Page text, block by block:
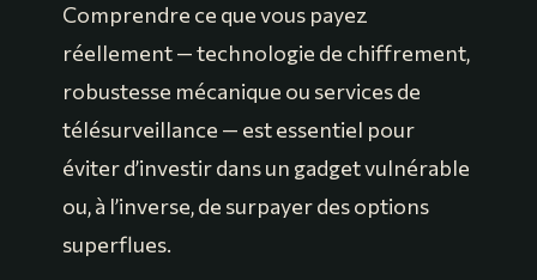
Comprendre ce que vous payez
réellement — technologie de chiffrement,
robustesse mécanique ou services de
télésurveillance — est essentiel pour
éviter d’investir dans un gadget vulnérable
ou, à l’inverse, de surpayer des options
superflues.